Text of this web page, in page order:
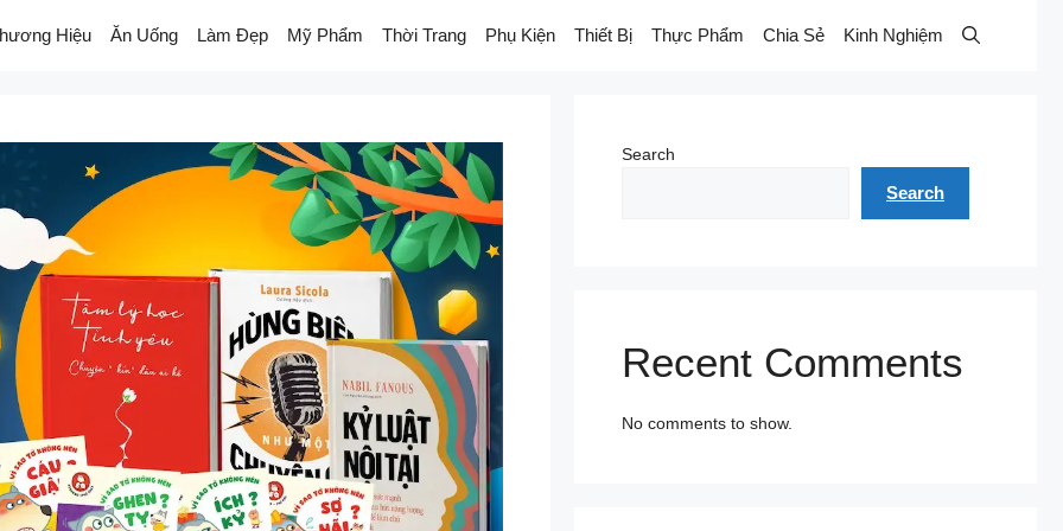
Hiệu Ăn Uống Làm Đẹp Mỹ Phẩm Thời Trang Phụ Kiện Thiết Bị Thực Phẩm Chia Sẻ Kinh Nghiệm
Search
Search
Recent Comments
No comments to show.